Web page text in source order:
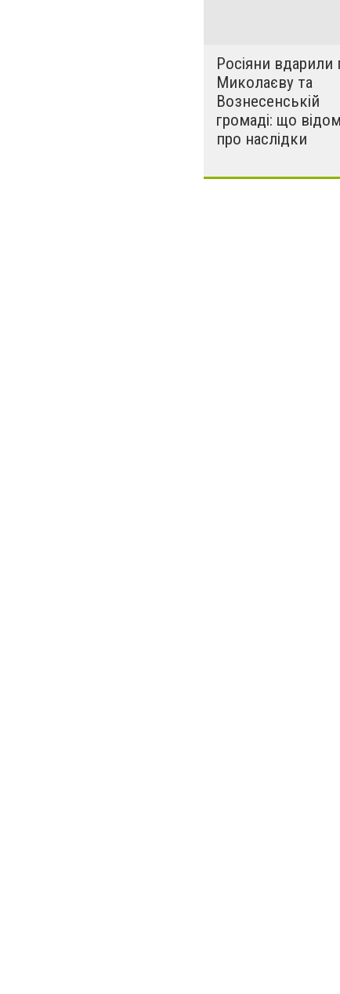
Росіяни вдарили
Миколаєву та
Вознесенській
громаді: що
про наслідки